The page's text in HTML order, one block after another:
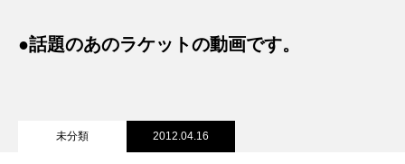
スクール紹介・コーチ紹介
ブログ
●話題のあのラケットの動画です。
未分類 2012.04.16